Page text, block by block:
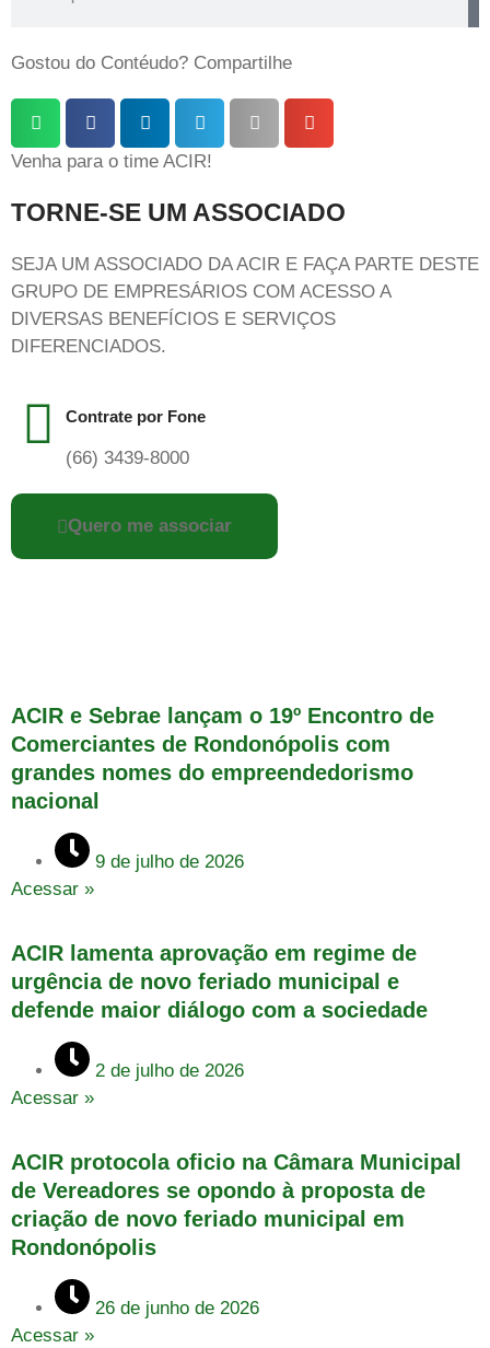
Gostou do Contéudo? Compartilhe
Venha para o time ACIR!
TORNE-SE UM ASSOCIADO
SEJA UM ASSOCIADO DA ACIR E FAÇA PARTE DESTE
GRUPO DE EMPRESÁRIOS COM ACESSO A
DIVERSAS BENEFÍCIOS E SERVIÇOS
DIFERENCIADOS.
Contrate por Fone
(66) 3439-8000
Quero me associar
ACIR e Sebrae lançam o 19º Encontro de
Comerciantes de Rondonópolis com
grandes nomes do empreendedorismo
nacional
9 de julho de 2026
Acessar »
ACIR lamenta aprovação em regime de
urgência de novo feriado municipal e
defende maior diálogo com a sociedade
2 de julho de 2026
Acessar »
ACIR protocola oficio na Câmara Municipal
de Vereadores se opondo à proposta de
criação de novo feriado municipal em
Rondonópolis
26 de junho de 2026
Acessar »